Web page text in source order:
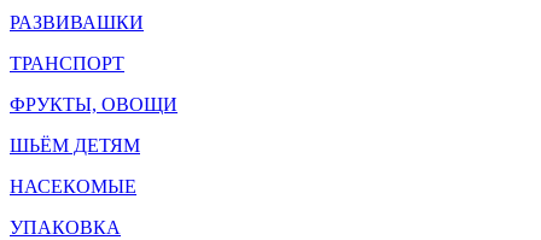
РАЗВИВАШКИ
ТРАНСПОРТ
ФРУКТЫ, ОВОЩИ
ШЬЁМ ДЕТЯМ
НАСЕКОМЫЕ
УПАКОВКА